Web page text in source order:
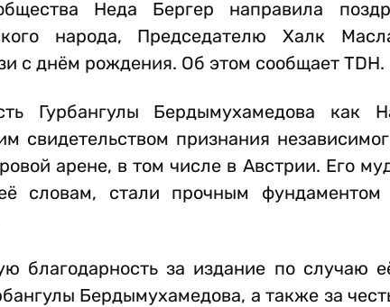
Неда Бергер направила
народа, Председателю Халк
с днём рождения. Об этом сообщает TDH.
Гурбангулы Бердымухамедова как
свидетельством признания
арене, в том числе в Австрии. Его
словам, стали прочным фундаментом
благодарность за издание по случаю
Бердымухамедова, а также за